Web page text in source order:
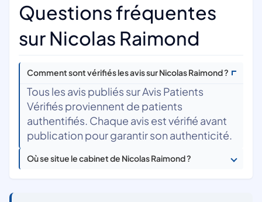
Questions fréquentes
sur Nicolas Raimond
Comment sont vérifiés les avis sur Nicolas Raimond ?
Tous les avis publiés sur Avis Patients
Vérifiés proviennent de patients
authentifiés. Chaque avis est vérifié avant
publication pour garantir son authenticité.
Où se situe le cabinet de Nicolas Raimond ?